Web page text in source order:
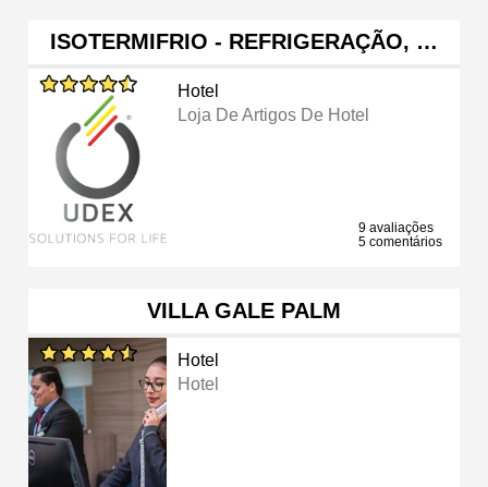
ISOTERMIFRIO - REFRIGERAÇÃO, …
Hotel
Loja De Artigos De Hotel
9 avaliações
5 comentários
VILLA GALE PALM
Hotel
Hotel